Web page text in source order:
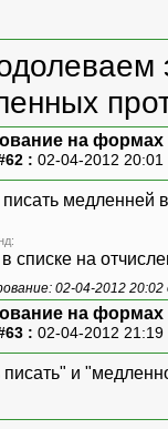
на формах
: 02-04-2012
писать
списке на
02-04-2012 20:02
на формах
: 02-04-2012
и